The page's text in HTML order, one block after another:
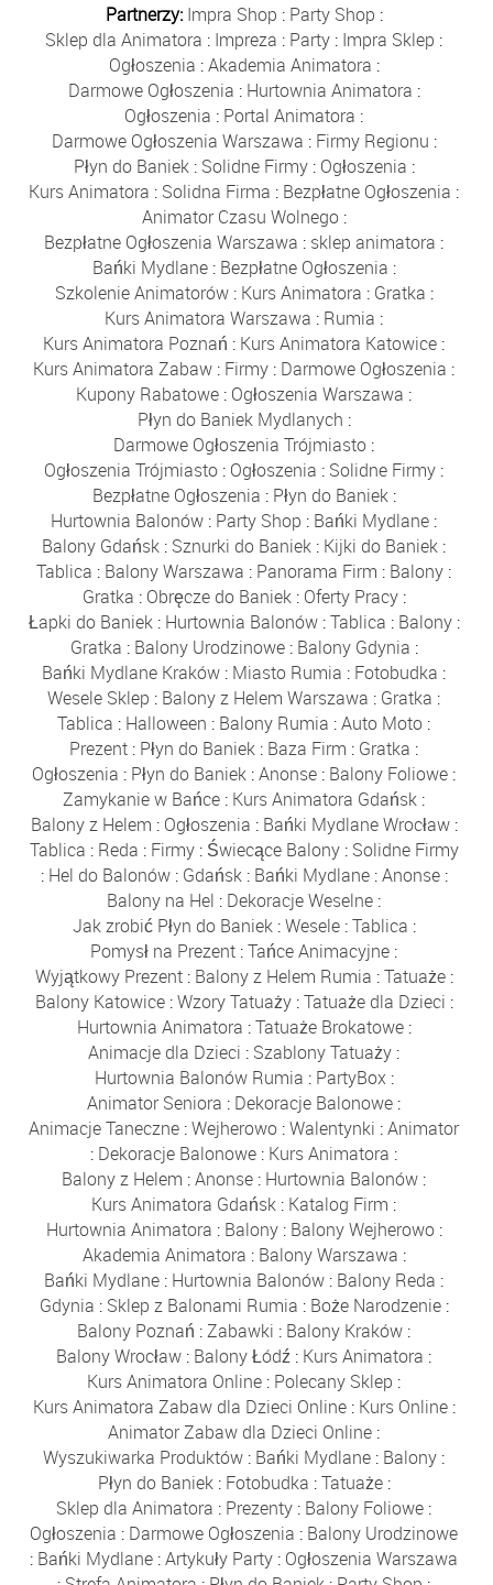
Partnerzy: Impra Shop : Party Shop :
Sklep dla Animatora : Impreza : Party : Impra Sklep :
Ogłoszenia :Akademia Animatora :
Darmowe Ogłoszenia : Hurtownia Animatora :
Ogłoszenia : Portal Animatora :
Darmowe Ogłoszenia Warszawa : Firmy Regionu :
Płyn do Baniek: Solidne Firmy: Ogłoszenia :
Kurs Animatora : Solidna Firma : Bezpłatne Ogłoszenia :
Animator Czasu Wolnego:
Bezpłatne Ogłoszenia Warszawa : sklep animatora :
Bańki Mydlane: Bezpłatne Ogłoszenia :
Szkolenie Animatorów: Kurs Animatora : Gratka :
Kurs Animatora Warszawa : Rumia :
Kurs Animatora Poznań : Kurs Animatora Katowice :
Kurs Animatora Zabaw : Firmy : Darmowe Ogłoszenia :
Kupony Rabatowe : Ogłoszenia Warszawa :
Płyn do Baniek Mydlanych :
Darmowe Ogłoszenia Trójmiasto :
Ogłoszenia Trójmiasto : Ogłoszenia : Solidne Firmy :
Bezpłatne Ogłoszenia : Płyn do Baniek:
Hurtownia Balonów : Party Shop : Bańki Mydlane :
Balony Gdańsk : Sznurki do Baniek : Kijki do Baniek :
Tablica : Balony Warszawa : Panorama Firm : Balony :
Gratka : Obręcze do Baniek: Oferty Pracy:
Łapki do Baniek: Hurtownia Balonów:Tablica : Balony:
Gratka : Balony Urodzinowe: Balony Gdynia :
Bańki Mydlane Kraków : Miasto Rumia : Fotobudka :
Wesele Sklep : Balony z Helem Warszawa : Gratka :
Tablica : Halloween : Balony Rumia :Auto Moto :
Prezent : Płyn do Baniek : Baza Firm : Gratka :
Ogłoszenia : Płyn do Baniek :Anonse : Balony Foliowe :
Zamykanie w Bańce : Kurs Animatora Gdańsk :
Balony z Helem : Ogłoszenia : Bańki Mydlane Wrocław:
Tablica : Reda : Firmy: Świecące Balony: Solidne Firmy
: Hel do Balonów: Gdańsk: Bańki Mydlane:Anonse:
Balony na Hel : Dekoracje Weselne :
Jak zrobić Płyn do Baniek:Wesele:Tablica :
Pomysł na Prezent :Tańce Animacyjne :
Wyjątkowy Prezent: Balony z Helem Rumia :Tatuaże:
Balony Katowice:Wzory Tatuaży:Tatuaże dla Dzieci :
Hurtownia Animatora :Tatuaże Brokatowe:
Animacje dla Dzieci : Szablony Tatuaży :
Hurtownia Balonów Rumia : PartyBox:
Animator Seniora : Dekoracje Balonowe :
Animacje Taneczne :Wejherowo :Walentynki :Animator
: Dekoracje Balonowe : Kurs Animatora :
Balony z Helem :Anonse : Hurtownia Balonów :
Kurs Animatora Gdańsk : Katalog Firm :
Hurtownia Animatora : Balony: Balony Wejherowo:
Akademia Animatora : Balony Warszawa :
Bańki Mydlane : Hurtownia Balonów : Balony Reda :
Gdynia : Sklep z Balonami Rumia : Boże Narodzenie:
Balony Poznań :Zabawki : Balony Kraków :
Balony Wrocław : Balony Łódź : Kurs Animatora :
Kurs Animatora Online : Polecany Sklep :
Kurs Animatora Zabaw dla Dzieci Online: Kurs Online:
Animator Zabaw dla Dzieci Online :
Wyszukiwarka Produktów : Bańki Mydlane : Balony :
Płyn do Baniek: Fotobudka :Tatuaże:
Sklep dla Animatora : Prezenty : Balony Foliowe :
Ogłoszenia : Darmowe Ogłoszenia : Balony Urodzinowe
: Bańki Mydlane :Artykuły Party : Ogłoszenia Warszawa